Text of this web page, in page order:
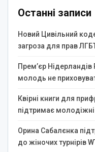
Останні записи
Новий Цивільний
загроза для прав
Прем’єр Нідерландів
молодь не
Квірні книги для
підтримає
Орина Сабалєнка
до жіночих турнірів